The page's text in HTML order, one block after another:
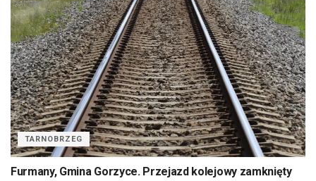
TARNOBRZEG
Furmany, Gmina Gorzyce. Przejazd kolejowy zamknięty